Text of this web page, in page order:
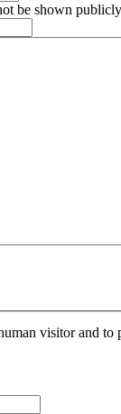
be shown
visitor and to